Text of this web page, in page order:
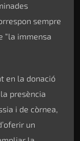
sempre
“la immensa
en la donació
presència
i de còrnea,
un